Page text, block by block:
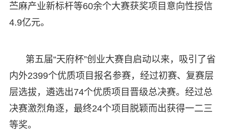
苎麻产业新标杆等60余个大赛获奖项目意向性授信
4.9亿元。
第五届“天府杯”创业大赛自启动以来，吸引了省
内外2399个优质项目报名参赛，经过初赛、复赛层
层选拔，遴选出74个优质项目晋级总决赛。经过总
决赛激烈角逐，最终24个项目脱颖而出获得一二三
等奖。